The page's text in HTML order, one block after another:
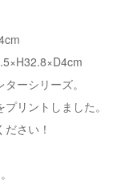
ーシリーズ。
リントしました。
さい！